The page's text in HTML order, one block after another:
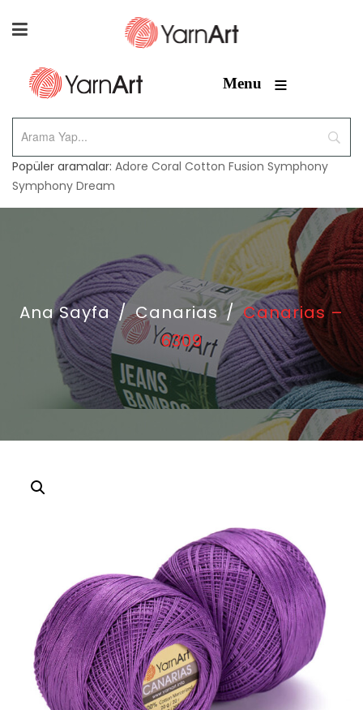
Menu ≡
Popüler aramalar: Adore Coral Cotton Fusion Symphony
Symphony Dream
Ana Sayfa / Canarias / Canarias –
6309